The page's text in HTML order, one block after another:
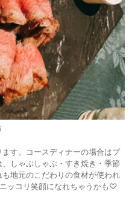
す。コースディナーの場合はプ
しゃぶしゃぶ・すき焼き・季節
地元のこだわりの食材が使われ
ッコリ笑顔になれちゃうかも♡